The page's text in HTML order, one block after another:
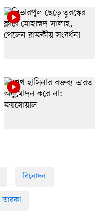
বিনোদন
তারকা